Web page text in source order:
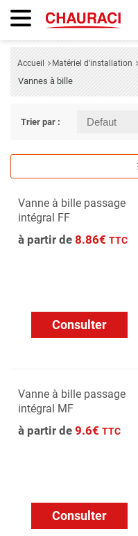
Accueil Matériel d'installation
Vannes à bille
Trier par :
Vanne à bille passage
intégral FF
à partir de 8.86€ TTC
Consulter
Vanne à bille passage
intégral MF
à partir de 9.6€ TTC
Consulter